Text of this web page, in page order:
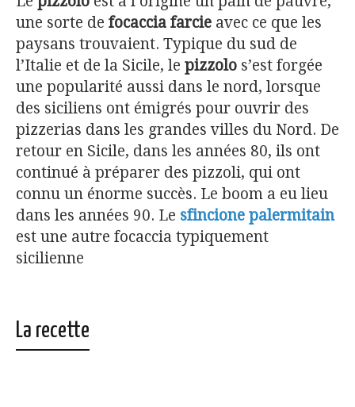
une sorte de focaccia farcie avec ce que les
paysans trouvaient. Typique du sud de
l’Italie et de la Sicile, le pizzolo s’est forgée
une popularité aussi dans le nord, lorsque
des siciliens ont émigrés pour ouvrir des
pizzerias dans les grandes villes du Nord. De
retour en Sicile, dans les années 80, ils ont
continué à préparer des pizzoli, qui ont
connu un énorme succès. Le boom a eu lieu
dans les années 90. Le sfincione palermitain
est une autre focaccia typiquement
sicilienne
La recette